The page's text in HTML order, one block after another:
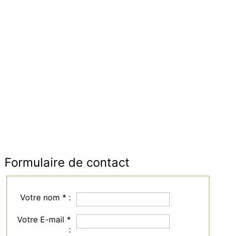
Formulaire de contact
Votre nom * :
Votre E-mail *
: